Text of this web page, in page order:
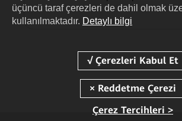
üçüncü taraf çerezleri de dahil olmak
kullanılmaktadır. Detaylı bilgi
Çerez Tercihleri >